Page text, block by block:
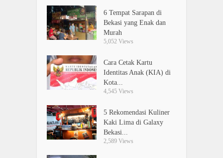
6 Tempat Sarapan di
Bekasi yang Enak dan
Murah
5,052 Views
Cara Cetak Kartu
Identitas Anak (KIA) di
Kota...
4,545 Views
5 Rekomendasi Kuliner
Kaki Lima di Galaxy
Bekasi...
2,589 Views